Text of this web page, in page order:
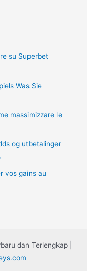
su Superbet
Was Sie
massimizzare le
og utbetalinger
vos gains au
dan Terlengkap |